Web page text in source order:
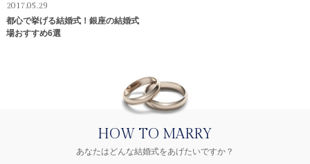
2017.05.29
都心で挙げる結婚式！銀座の結婚式
場おすすめ6選
HOW TO MARRY
あなたはどんな結婚式をあげたいですか？